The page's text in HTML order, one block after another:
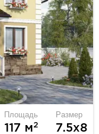
Площадь
117 м2
Размер
7.5х8